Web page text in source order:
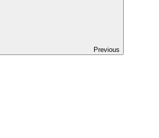
Previous